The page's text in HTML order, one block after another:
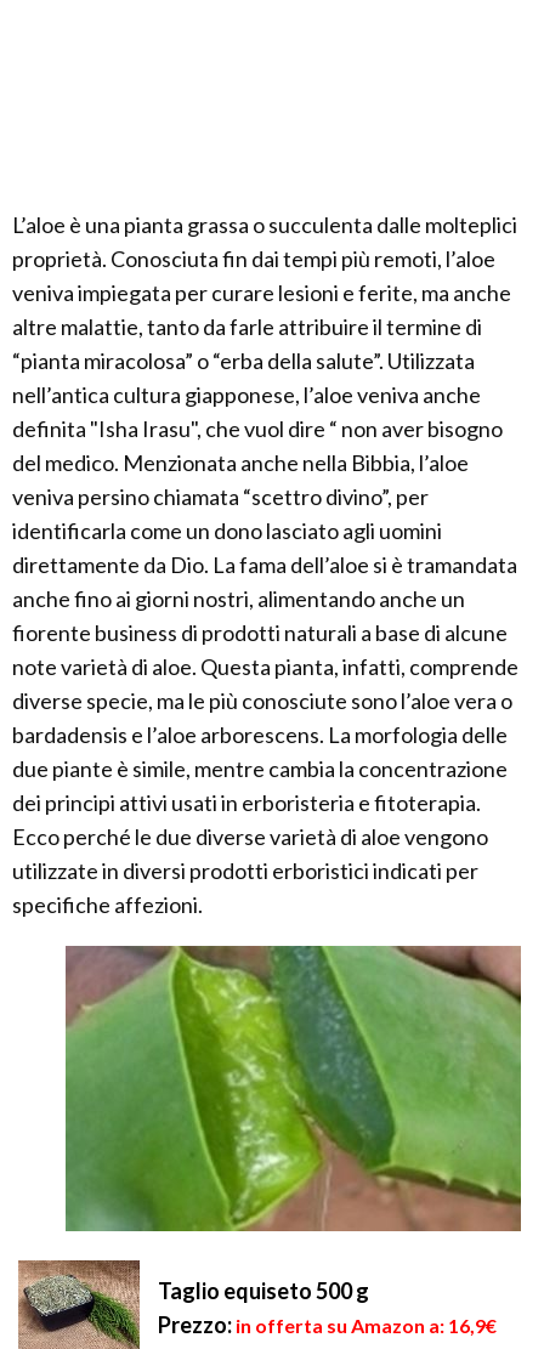
L’aloe è una pianta grassa o succulenta dalle molteplici
proprietà. Conosciuta fin dai tempi più remoti, l’aloe
veniva impiegata per curare lesioni e ferite, ma anche
altre malattie, tanto da farle attribuire il termine di
“pianta miracolosa” o “erba della salute”. Utilizzata
nell’antica cultura giapponese, l’aloe veniva anche
definita "Isha Irasu", che vuol dire “ non aver bisogno
del medico. Menzionata anche nella Bibbia, l’aloe
veniva persino chiamata “scettro divino”, per
identificarla come un dono lasciato agli uomini
direttamente da Dio. La fama dell’aloe si è tramandata
anche fino ai giorni nostri, alimentando anche un
fiorente business di prodotti naturali a base di alcune
note varietà di aloe. Questa pianta, infatti, comprende
diverse specie, ma le più conosciute sono l’aloe vera o
bardadensis e l’aloe arborescens. La morfologia delle
due piante è simile, mentre cambia la concentrazione
dei principi attivi usati in erboristeria e fitoterapia.
Ecco perché le due diverse varietà di aloe vengono
utilizzate in diversi prodotti erboristici indicati per
specifiche affezioni.
Taglio equiseto 500 g
Prezzo: in offerta su Amazon a: 16,9€